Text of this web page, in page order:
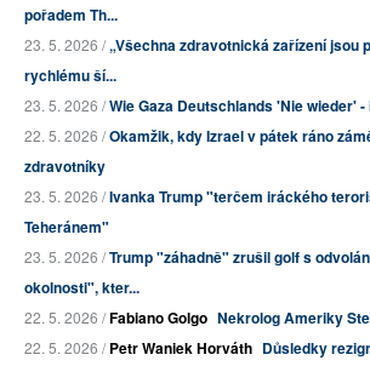
pořadem Th...
23. 5. 2026 /„Všechna zdravotnická zařízení jsou
rychlému ší...
23. 5. 2026 /Wie Gaza Deutschlands 'Nie wieder'
22. 5. 2026 /Okamžik, kdy Izrael v pátek ráno
zdravotníky
23. 5. 2026 /Ivanka Trump "terčem iráckého
Teheránem"
23. 5. 2026 /Trump "záhadně" zrušil golf s
okolnosti", kter...
22. 5. 2026 /Fabiano Golgo Nekrolog Ameriky
22. 5. 2026 /Petr Waniek Horváth Důsledky